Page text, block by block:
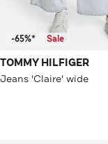
-65%* Sale
TOMMY HILFIGER
Jeans 'Claire' wide